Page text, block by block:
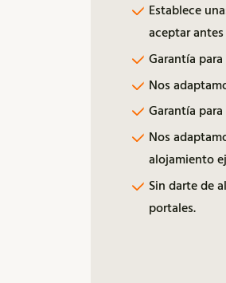
Establece
aceptar
Garantía
Nos
Garantía
Nos
alojamiento
Sin darte de
portales.